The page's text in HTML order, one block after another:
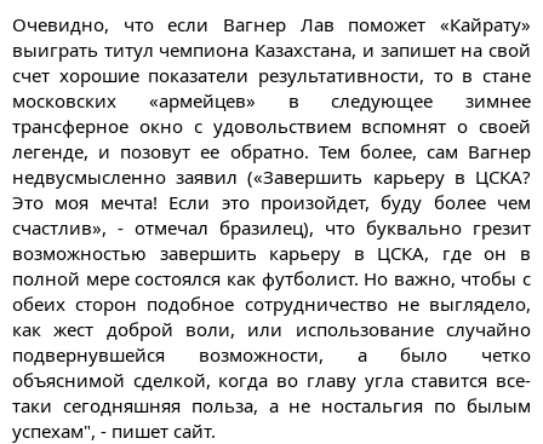
Очевидно, что если Вагнер Лав поможет «Кайрату»
выиграть титул чемпиона Казахстана, и запишет на свой
счет хорошие показатели результативности, то в стане
московских «армейцев» в следующее зимнее
трансферное окно с удовольствием вспомнят о своей
легенде, и позовут ее обратно. Тем более, сам Вагнер
недвусмысленно заявил («Завершить карьеру в ЦСКА?
Это моя мечта! Если это произойдет, буду более чем
счастлив», - отмечал бразилец), что буквально грезит
возможностью завершить карьеру в ЦСКА, где он в
полной мере состоялся как футболист. Но важно, чтобы с
обеих сторон подобное сотрудничество не выглядело,
как жест доброй воли, или использование случайно
подвернувшейся возможности, а было четко
объяснимой сделкой, когда во главу угла ставится все-
таки сегодняшняя польза, а не ностальгия по былым
успехам", - пишет сайт.